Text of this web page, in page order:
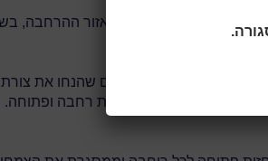
במערך פשוט ומאורגן. באזור ההרחבה,
מיקומו וצורתו של העץ הם שהנחו את צורת
שונים של מערכת עירונית רחבה